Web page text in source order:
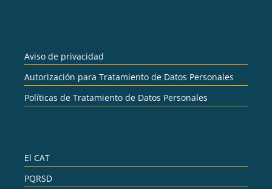
Aviso de privacidad
Autorización para Tratamiento de Datos Personales
Políticas de Tratamiento de Datos Personales
El CAT
PQRSD